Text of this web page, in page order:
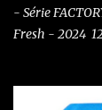
- Série
Fresh - 2024